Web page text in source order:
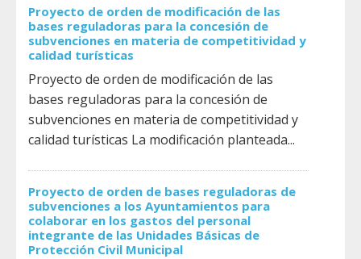
Proyecto de orden de modificación de las
bases reguladoras para la concesión de
subvenciones en materia de competitividad y
calidad turísticas
Proyecto de orden de modificación de las
bases reguladoras para la concesión de
subvenciones en materia de competitividad y
calidad turísticas La modificación planteada...
Proyecto de orden de bases reguladoras de
subvenciones a los Ayuntamientos para
colaborar en los gastos del personal
integrante de las Unidades Básicas de
Protección Civil Municipal